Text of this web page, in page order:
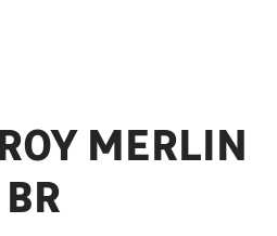
MERLIN
BR